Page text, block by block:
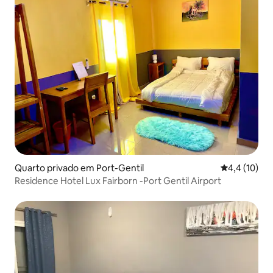
Quarto privado em Port-Gentil
4,4 (10)
Residence Hotel Lux Fairborn -Port Gentil Airport